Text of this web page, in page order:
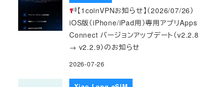
【1coinVPNお知らせ】（2026/07/26）
iOS版（iPhone/iPad用）専用アプリApps
Connect バージョンアップデート（v2.2.8
→ v2.2.9）のお知らせ
2026-07-26